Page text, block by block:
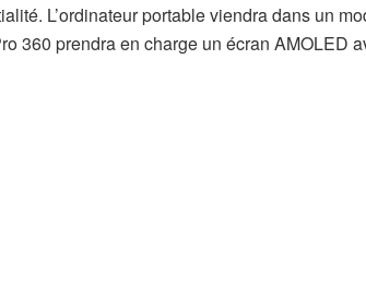
L’ordinateur portable viendra dans un
360 prendra en charge un écran AMOLED